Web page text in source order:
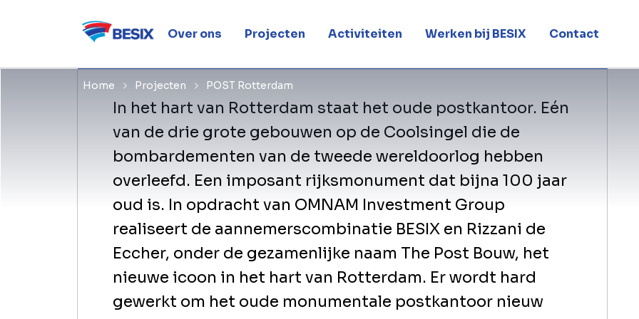
Over ons Projecten Activiteiten Werken bij BESIX Contact
Home Projecten POST Rotterdam
in een multifunctioneel complex
In het hart van Rotterdam staat het oude postkantoor. Eén
van de drie grote gebouwen op de Coolsingel die de
bombardementen van de tweede wereldoorlog hebben
overleefd. Een imposant rijksmonument dat bijna 100 jaar
oud is. In opdracht van OMNAM Investment Group
realiseert de aannemerscombinatie BESIX en Rizzani de
Eccher, onder de gezamenlijke naam The Post Bouw, het
nieuwe icoon in het hart van Rotterdam. Er wordt hard
gewerkt om het oude monumentale postkantoor nieuw